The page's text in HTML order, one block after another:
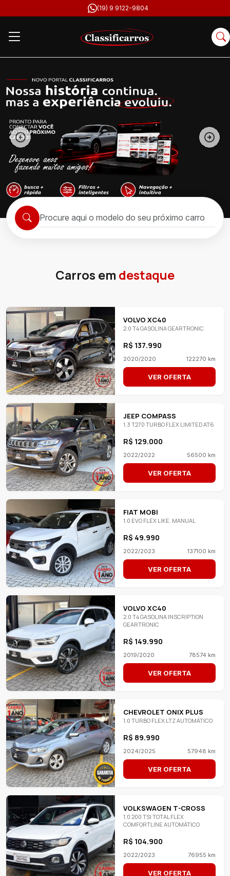
(19) 9 9122-9804
Carros em destaque
VOLVO XC40
2.0 T4 GASOLINA GEARTRONIC
R$ 137.990
2020/2020 122270 km
VER OFERTA
JEEP COMPASS
1.3 T270 TURBO FLEX LIMITED AT6
R$ 129.000
2022/2022 56500 km
VER OFERTA
FIAT MOBI
1.0 EVO FLEX LIKE. MANUAL
R$ 49.990
2022/2023 137100 km
VER OFERTA
VOLVO XC40
2.0 T4 GASOLINA INSCRIPTION
GEARTRONIC
R$ 149.990
2019/2020 78574 km
VER OFERTA
CHEVROLET ONIX PLUS
1.0 TURBO FLEX LTZ AUTOMÁTICO
R$ 89.990
2024/2025 57948 km
VER OFERTA
VOLKSWAGEN T-CROSS
1.0 200 TSI TOTAL FLEX
COMFORTLINE AUTOMÁTICO
R$ 104.900
2022/2023 76955 km
VER OFERTA